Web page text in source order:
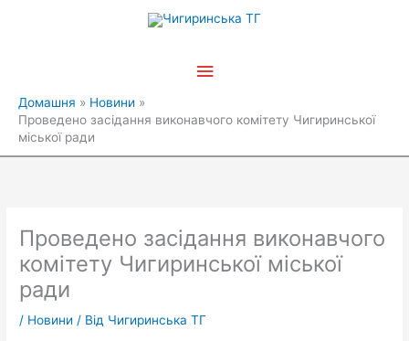
Головне
Домашня
Новини
Проведено засідання виконавчого комітету Чигиринської
міської ради
Проведено засідання виконавчого
комітету Чигиринської міської
ради
/ Новини / Від Чигиринська ТГ